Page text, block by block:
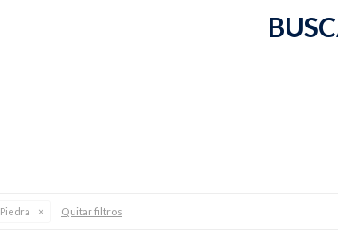
Piedra Quitar filtros